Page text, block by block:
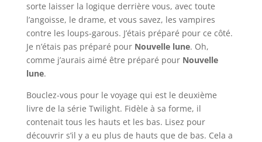
sorte laisser la logique derrière vous, avec toute
l’angoisse, le drame, et vous savez, les vampires
contre les loups-garous. J’étais préparé pour ce côté.
Je n’étais pas préparé pour Nouvelle lune. Oh,
comme j’aurais aimé être préparé pour Nouvelle
lune.
Bouclez-vous pour le voyage qui est le deuxième
livre de la série Twilight. Fidèle à sa forme, il
contenait tous les hauts et les bas. Lisez pour
découvrir s’il y a eu plus de hauts que de bas. Cela a